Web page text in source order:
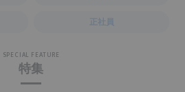
正社員
SPECIAL FEATURE
特集